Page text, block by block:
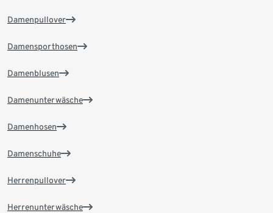
Damenpullover
Damensporthosen
Damenblusen
Damenunterwäsche
Damenhosen
Damenschuhe
Herrenpullover
Herrenunterwäsche